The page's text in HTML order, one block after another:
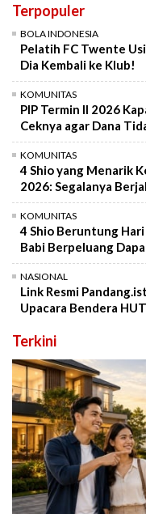
Terpopuler
BOLA INDONESIA
Pelatih FC Twente
Dia Kembali ke Klub!
KOMUNITAS
PIP Termin II 2026
Ceknya agar Dana
KOMUNITAS
4 Shio yang Menarik
2026: Segalanya
KOMUNITAS
4 Shio Beruntung
Babi Berpeluang
NASIONAL
Link Resmi
Upacara Bendera
Terkini